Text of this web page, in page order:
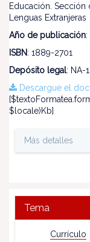
Educación. Sección
Lenguas Extranjeras
Año de publicación
ISBN: 1889-2701
Depósito legal: NA-
Descargue el
$locale)Kb]
Más detalles
Tema
Currículo